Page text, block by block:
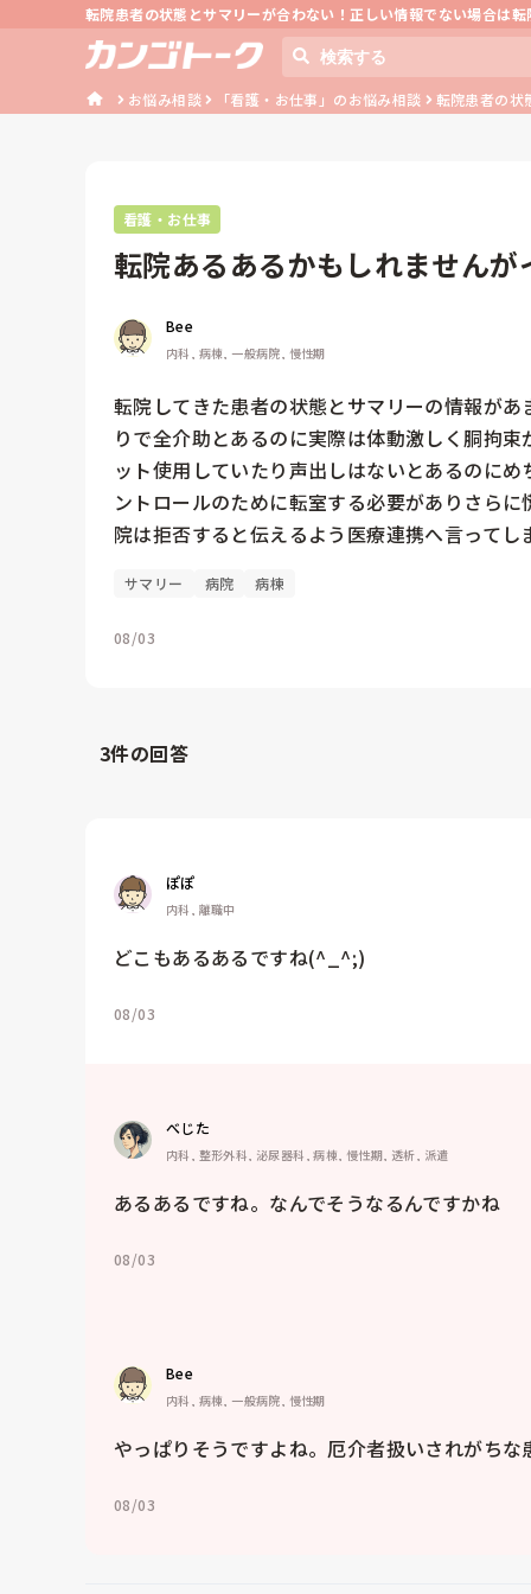
転院患者の状態とサマリーが合わない！正しい情報でない場合は
お悩み相談 「看護・お仕事」のお悩み相談 転院患者の状
看護・お仕事
転院あるあるかもしれませんが
Bee
内科, 病棟, 一般病院, 慢性期
転院してきた患者の状態とサマリーの情報が
りで全介助とあるのに実際は体動激しく胴拘
ット使用していたり声出しはないとあるのに
ントロールのために転室する必要がありさら
院は拒否すると伝えるよう医療連携へ言ってし
サマリー 病院 病棟
08/03
3件の回答
ぽぽ
内科, 離職中
どこもあるあるですね(^_^;)
08/03
べじた
内科, 整形外科, 泌尿器科, 病棟, 慢性期, 透析, 派遣
あるあるですね。なんでそうなるんですかね
08/03
Bee
内科, 病棟, 一般病院, 慢性期
やっぱりそうですよね。厄介者扱いされがち
08/03